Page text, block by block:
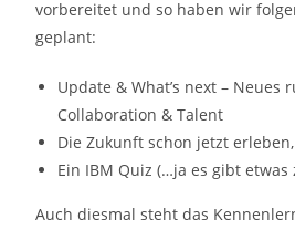
vorbereitet und so haben wir
geplant:
Update & What’s next – Neues
Collaboration & Talent
Die Zukunft schon jetzt
Ein IBM Quiz (…ja es gibt etwas
Auch diesmal steht das